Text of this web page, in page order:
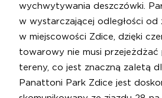
wychwytywania deszczówki.
w wystarczającej odległości od
w miejscowości Zdice, dzięki
towarowy nie musi przejeżdżać
tereny, co jest znaczną zaletą
Panattoni Park Zdice jest